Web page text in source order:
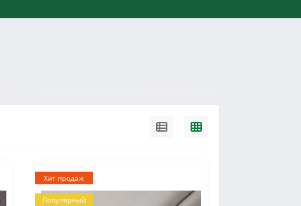
Хит продаж
Популярный